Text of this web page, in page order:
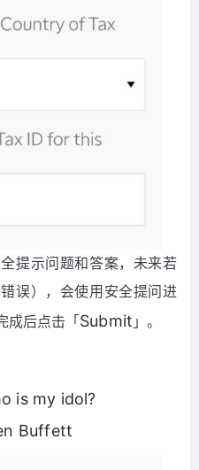
提示问题和答案，未来若
误），会使用安全提问进
成后点击「Submit 」。
is my idol?
Buffett